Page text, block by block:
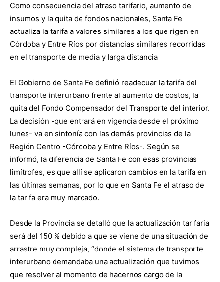
Como consecuencia del atraso tarifario, aumento de
insumos y la quita de fondos nacionales, Santa Fe
actualiza la tarifa a valores similares a los que rigen en
Córdoba y Entre Ríos por distancias similares recorridas
en el transporte de media y larga distancia
El Gobierno de Santa Fe definió readecuar la tarifa del
transporte interurbano frente al aumento de costos, la
quita del Fondo Compensador del Transporte del interior.
La decisión -que entrará en vigencia desde el próximo
lunes- va en sintonía con las demás provincias de la
Región Centro -Córdoba y Entre Ríos-. Según se
informó, la diferencia de Santa Fe con esas provincias
limítrofes, es que allí se aplicaron cambios en la tarifa en
las últimas semanas, por lo que en Santa Fe el atraso de
la tarifa era muy marcado.
Desde la Provincia se detalló que la actualización tarifaria
será del 150 % debido a que se viene de una situación de
arrastre muy compleja, “donde el sistema de transporte
interurbano demandaba una actualización que tuvimos
que resolver al momento de hacernos cargo de la